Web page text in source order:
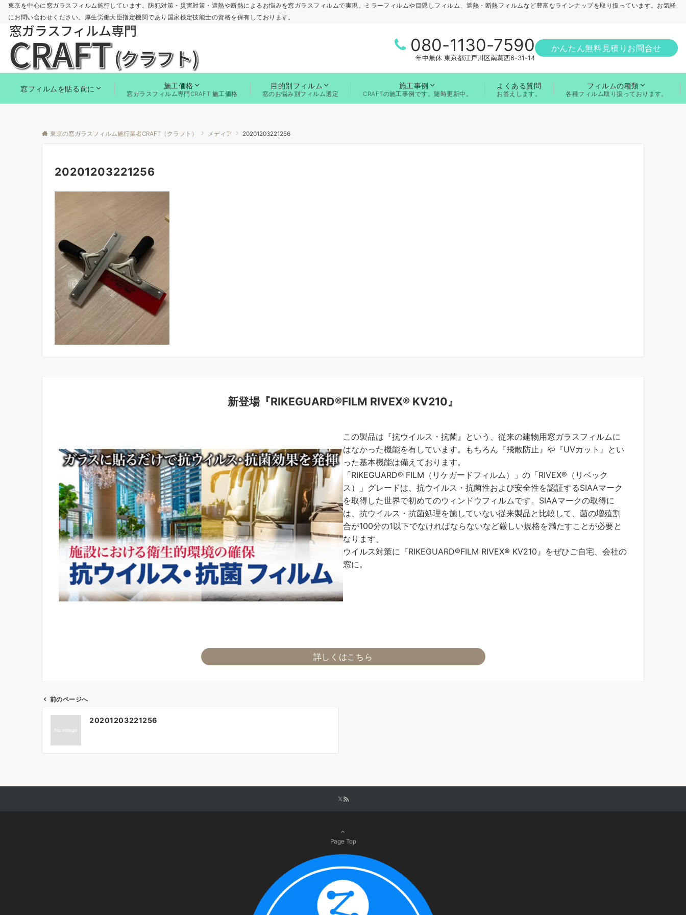
東京を中心に窓ガラスフィルム施行しています。防犯対策・災害対策・遮熱や断熱によるお悩みを窓ガラスフィルムで実現。ミラーフィルムや目隠しフィルム、遮熱・断熱フィルムなど豊富なラインナップを取り扱っています。お気軽
にお問い合わせください。厚生労働大臣指定機関であり国家検定技能士の資格を保有しております。
080-1130-7590
年中無休 東京都江戸川区南葛西6-31-14
かんたん無料見積りお問合せ
窓フィルムを貼る前に 施工価格
窓ガラスフィルム専門CRAFT 施工価格
目的別フィルム
窓のお悩み別フィルム選定
施工事例
CRAFTの施工事例です。随時更新中。
よくある質問
お答えします。
フィルムの種類
各種フィルム取り扱っております。
東京の窓ガラスフィルム施行業者CRAFT（クラフト） メディア 20201203221256
20201203221256
新登場『RIKEGUARD®FILM RIVEX® KV210』
この製品は『抗ウイルス・抗菌』という、従来の建物用窓ガラスフィルムに
はなかった機能を有しています。もちろん『飛散防止』や『UVカット』とい
った基本機能は備えております。
「RIKEGUARD® FILM（リケガードフィルム）」の「RIVEX®（リベック
ス）」グレードは、抗ウイルス・抗菌性および安全性を認証するSIAAマーク
を取得した世界で初めてのウィンドウフィルムです。SIAAマークの取得に
は、抗ウイルス・抗菌処理を施していない従来製品と比較して、菌の増殖割
合が100分の1以下でなければならないなど厳しい規格を満たすことが必要と
なります。
ウイルス対策に『RIKEGUARD®FILM RIVEX® KV210』をぜひご自宅、会社の
窓に。
詳しくはこちら
ビ
シ
前のページへ
20201203221256
Page Top